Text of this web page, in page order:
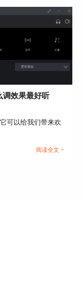
Boom 3D的“夜
次看电影的时
调效果最好听
可以给我们带来欢
阅读全文 >